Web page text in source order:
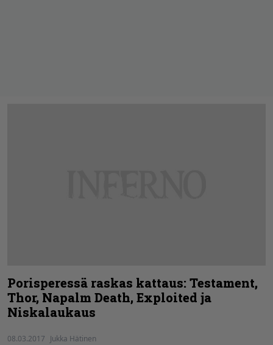
Porisperessä raskas kattaus: Testament,
Thor, Napalm Death, Exploited ja
Niskalaukaus
08.03.2017 Jukka Hätinen